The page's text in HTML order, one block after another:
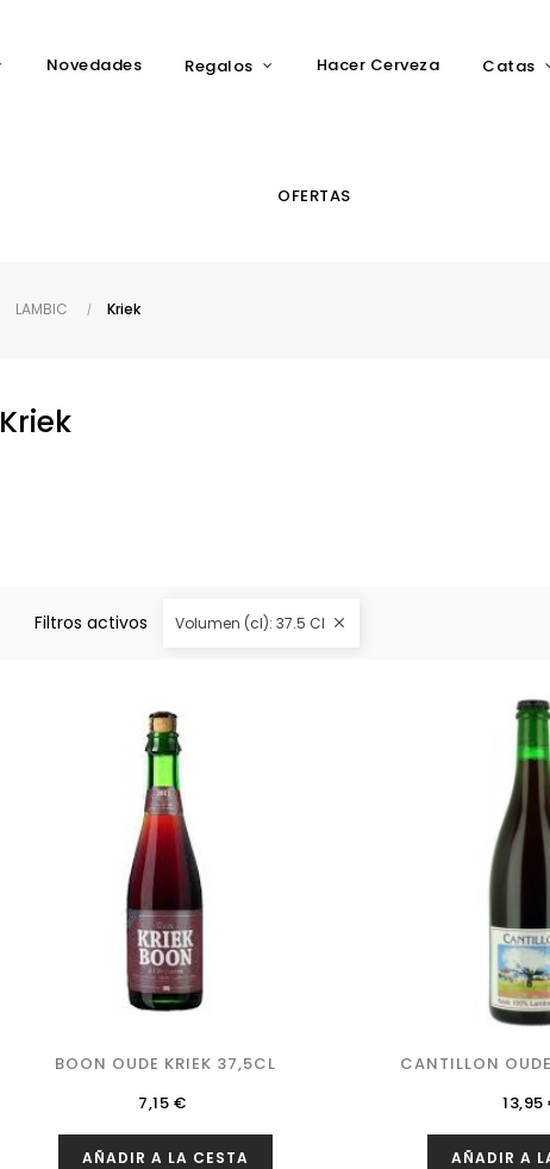
Novedades Regalos Hacer Cerveza Catas
OFERTAS
LAMBIC Kriek
Kriek
Filtros activos Volumen (cl): 37.5 Cl 
BOON OUDE KRIEK 37,5CL
Precio
7,15 €
AÑADIR A LA CESTA
CANTILLON
13,95
AÑADIR A